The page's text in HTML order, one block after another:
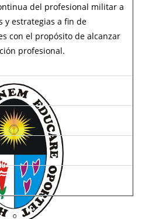
del profesional militar a
y estrategias a fin de
con el propósito de alcanzar
profesional.